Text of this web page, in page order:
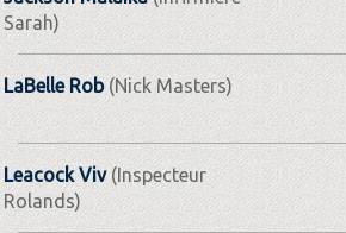
Sarah)
LaBelle Rob(Nick Masters)
Leacock Viv(Inspecteur
Rolands)